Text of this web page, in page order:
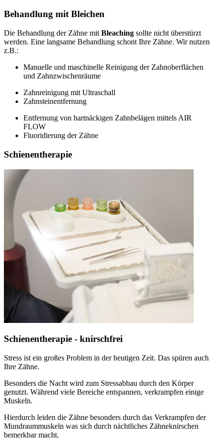
Behandlung mit Bleichen
Die Behandlung der Zähne mit Bleaching sollte nicht überstürzt
werden. Eine langsame Behandlung schont Ihre Zähne. Wir nutzen
z.B.:
Manuelle und maschinelle Reinigung der Zahnoberflächen
und Zahnzwischenräume
Zahnreinigung mit Ultraschall
Zahnsteinentfernung
Entfernung von hartnäckigen Zahnbelägen mittels AIR
FLOW
Fluoridierung der Zähne
Schienentherapie
Schienentherapie - knirschfrei
Stress ist ein großes Problem in der heutigen Zeit. Das spüren auch
Ihre Zähne.
Besonders die Nacht wird zum Stressabbau durch den Körper
genutzt. Während viele Bereiche entspannen, verkrampfen einige
Muskeln.
Hierdurch leiden die Zähne besonders durch das Verkrampfen der
Mundraummuskeln was sich durch nächtliches Zähneknirschen
bemerkbar macht.